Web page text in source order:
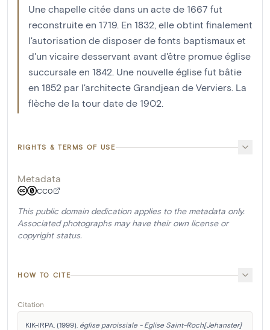
Une chapelle citée dans un acte de 1667 fut
reconstruite en 1719. En 1832, elle obtint finalement
l'autorisation de disposer de fonts baptismaux et
d'un vicaire desservant avant d'être promue église
succursale en 1842. Une nouvelle église fut bâtie
en 1852 par l'architecte Grandjean de Verviers. La
flèche de la tour date de 1902.
RIGHTS & TERMS OF USE
Metadata
CC0
This public domain dedication applies to the metadata only.
Associated photographs may have their own license or
copyright status.
HOW TO CITE
Citation
KIK-IRPA. (1999). église paroissiale - Eglise Saint-Roch[Jehanster]